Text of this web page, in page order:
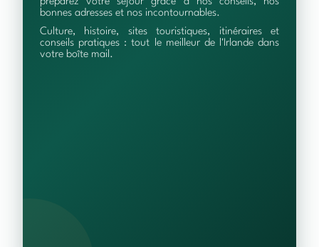
bonnes adresses et nos incontournables.
Culture, histoire, sites touristiques, itinéraires et
conseils pratiques : tout le meilleur de l'Irlande dans
votre boîte mail.